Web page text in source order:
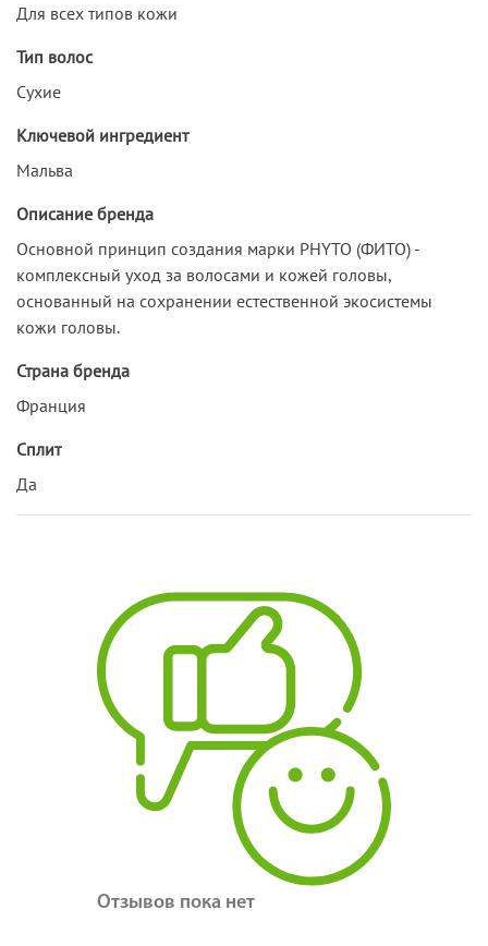
Для всех типов кожи
Тип волос
Сухие
Ключевой ингредиент
Мальва
Описание бренда
Основной принцип создания марки PHYTO (ФИТО) -
комплексный уход за волосами и кожей головы,
основанный на сохранении естественной экосистемы
кожи головы.
Страна бренда
Франция
Сплит
Да
Отзывов пока нет